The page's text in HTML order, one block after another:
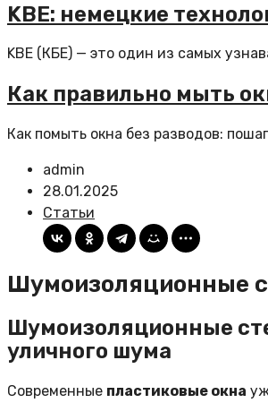
KBE: немецкие
KBE (КБЕ) — это один из самых
Как правильно мыть
Как помыть окна без разводов:
admin
28.01.2025
Статьи
Шумоизоляционные
Шумоизоляционные
уличного шума
Современные пластиковые окна